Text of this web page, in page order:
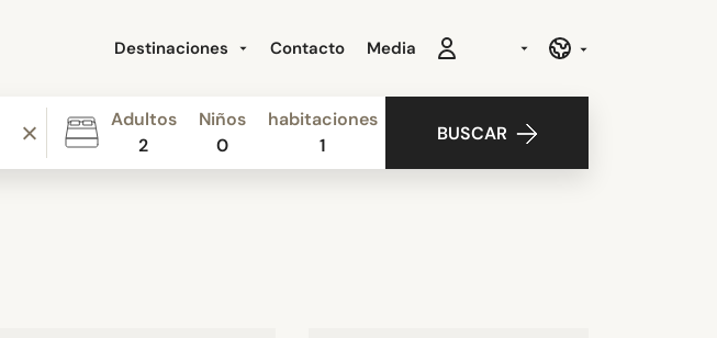
Destinaciones Contacto Media
Adultos
2
Niños
0
habitaciones
1
BUSCAR